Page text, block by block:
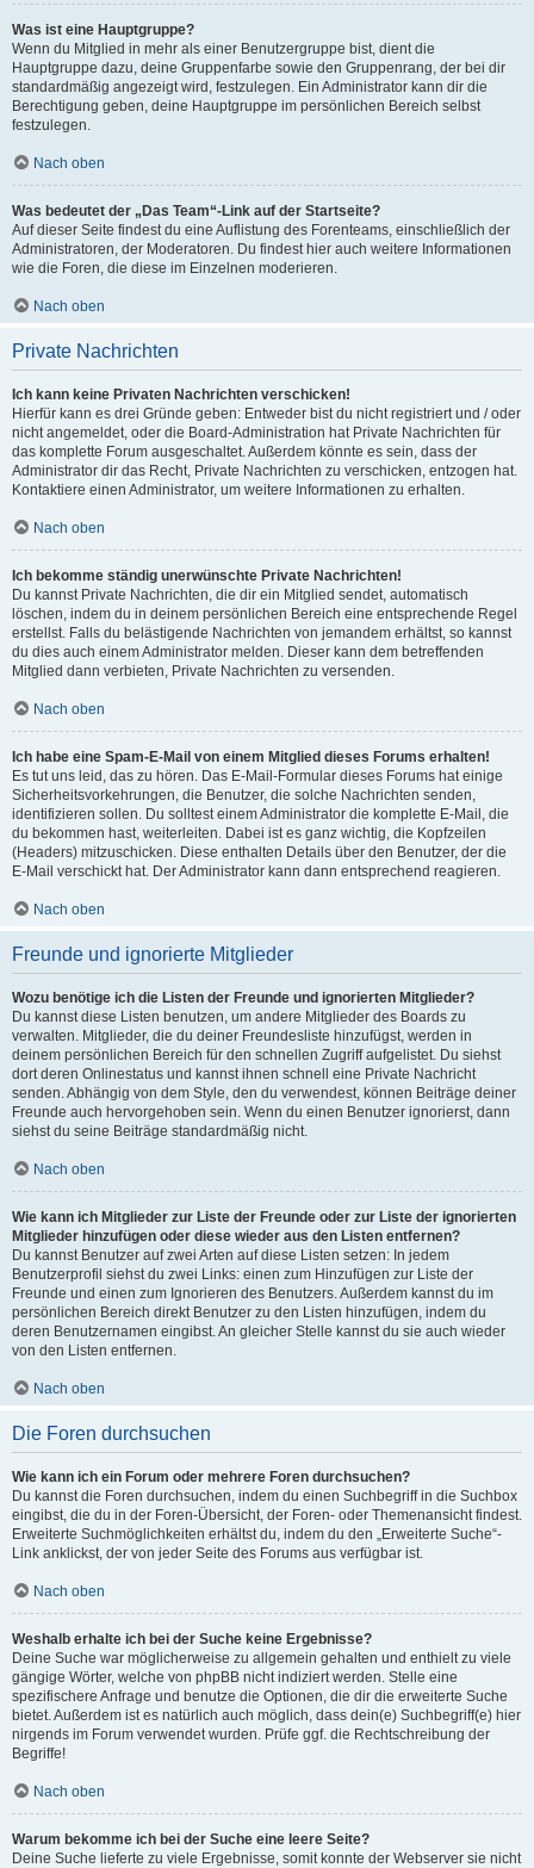
Was ist eine Hauptgruppe?
Wenn du Mitglied in mehr als einer Benutzergruppe bist, dient die
Hauptgruppe dazu, deine Gruppenfarbe sowie den Gruppenrang, der bei dir
standardmäßig angezeigt wird, festzulegen. Ein Administrator kann dir die
Berechtigung geben, deine Hauptgruppe im persönlichen Bereich selbst
festzulegen.
Nach oben
Was bedeutet der „Das Team“-Link auf der Startseite?
Auf dieser Seite findest du eine Auflistung des Forenteams, einschließlich der
Administratoren, der Moderatoren. Du findest hier auch weitere Informationen
wie die Foren, die diese im Einzelnen moderieren.
Nach oben
Private Nachrichten
Ich kann keine Privaten Nachrichten verschicken!
Hierfür kann es drei Gründe geben: Entweder bist du nicht registriert und / oder
nicht angemeldet, oder die Board-Administration hat Private Nachrichten für
das komplette Forum ausgeschaltet. Außerdem könnte es sein, dass der
Administrator dir das Recht, Private Nachrichten zu verschicken, entzogen hat.
Kontaktiere einen Administrator, um weitere Informationen zu erhalten.
Nach oben
Ich bekomme ständig unerwünschte Private Nachrichten!
Du kannst Private Nachrichten, die dir ein Mitglied sendet, automatisch
löschen, indem du in deinem persönlichen Bereich eine entsprechende Regel
erstellst. Falls du belästigende Nachrichten von jemandem erhältst, so kannst
du dies auch einem Administrator melden. Dieser kann dem betreffenden
Mitglied dann verbieten, Private Nachrichten zu versenden.
Nach oben
Ich habe eine Spam-E-Mail von einem Mitglied dieses Forums erhalten!
Es tut uns leid, das zu hören. Das E-Mail-Formular dieses Forums hat einige
Sicherheitsvorkehrungen, die Benutzer, die solche Nachrichten senden,
identifizieren sollen. Du solltest einem Administrator die komplette E-Mail, die
du bekommen hast, weiterleiten. Dabei ist es ganz wichtig, die Kopfzeilen
(Headers) mitzuschicken. Diese enthalten Details über den Benutzer, der die
E-Mail verschickt hat. Der Administrator kann dann entsprechend reagieren.
Nach oben
Freunde und ignorierte Mitglieder
Wozu benötige ich die Listen der Freunde und ignorierten Mitglieder?
Du kannst diese Listen benutzen, um andere Mitglieder des Boards zu
verwalten. Mitglieder, die du deiner Freundesliste hinzufügst, werden in
deinem persönlichen Bereich für den schnellen Zugriff aufgelistet. Du siehst
dort deren Onlinestatus und kannst ihnen schnell eine Private Nachricht
senden. Abhängig von dem Style, den du verwendest, können Beiträge deiner
Freunde auch hervorgehoben sein. Wenn du einen Benutzer ignorierst, dann
siehst du seine Beiträge standardmäßig nicht.
Nach oben
Wie kann ich Mitglieder zur Liste der Freunde oder zur Liste der ignorierten
Mitglieder hinzufügen oder diese wieder aus den Listen entfernen?
Du kannst Benutzer auf zwei Arten auf diese Listen setzen: In jedem
Benutzerprofil siehst du zwei Links: einen zum Hinzufügen zur Liste der
Freunde und einen zum Ignorieren des Benutzers. Außerdem kannst du im
persönlichen Bereich direkt Benutzer zu den Listen hinzufügen, indem du
deren Benutzernamen eingibst. An gleicher Stelle kannst du sie auch wieder
von den Listen entfernen.
Nach oben
Die Foren durchsuchen
Wie kann ich ein Forum oder mehrere Foren durchsuchen?
Du kannst die Foren durchsuchen, indem du einen Suchbegriff in die Suchbox
eingibst, die du in der Foren-Übersicht, der Foren- oder Themenansicht findest.
Erweiterte Suchmöglichkeiten erhältst du, indem du den „Erweiterte Suche“-
Link anklickst, der von jeder Seite des Forums aus verfügbar ist.
Nach oben
Weshalb erhalte ich bei der Suche keine Ergebnisse?
Deine Suche war möglicherweise zu allgemein gehalten und enthielt zu viele
gängige Wörter, welche von phpBB nicht indiziert werden. Stelle eine
spezifischere Anfrage und benutze die Optionen, die dir die erweiterte Suche
bietet. Außerdem ist es natürlich auch möglich, dass dein(e) Suchbegriff(e) hier
nirgends im Forum verwendet wurden. Prüfe ggf. die Rechtschreibung der
Begriffe!
Nach oben
Warum bekomme ich bei der Suche eine leere Seite?
Deine Suche lieferte zu viele Ergebnisse, somit konnte der Webserver sie nicht